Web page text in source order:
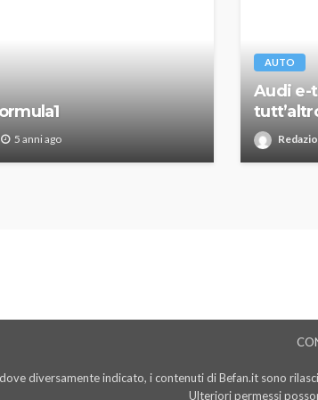
5 anni ago
AUTO
Audi e-
diversamente indicato, i contenuti di Befan.it sono
Ulteriori permessi